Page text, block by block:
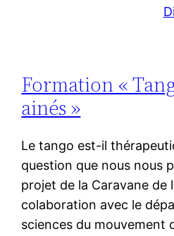
Formation «
ainés »
Le tango est-il
question que nous nous
projet de la Caravane de
colaboration avec le
sciences du mouvement